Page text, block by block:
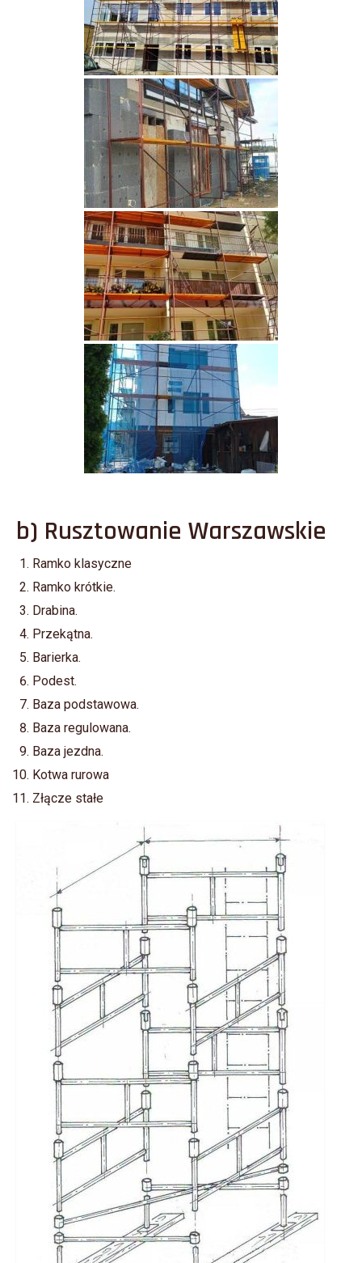
b) Rusztowanie Warszawskie
Ramko klasyczne
Ramko krótkie.
Drabina.
Przekątna.
Barierka.
Podest.
Baza podstawowa.
Baza regulowana.
Baza jezdna.
Kotwa rurowa
Złącze stałe